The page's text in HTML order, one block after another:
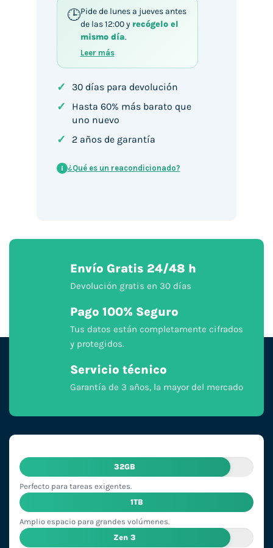
Pide de lunes a jueves antes
de las 12:00 y recógelo el
mismo día.
Leer más
✓ 30 días para devolución
✓
Hasta 60% más barato que
uno nuevo
✓ 2 años de garantía
i ¿Qué es un reacondicionado?
Envío Gratis 24/48 h
Devolución gratis en 30 días
Pago 100% Seguro
Tus datos están completamente cifrados
y protegidos.
Servicio técnico
Garantía de 3 años, la mayor del mercado
32GB
Perfecto para tareas exigentes.
1TB
Amplio espacio para grandes volúmenes.
Zen 3